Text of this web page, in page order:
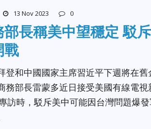
13 Nov 2023 0
部長稱美中望穩定 駁
戰
登和中國國家主席習近平下週將在舊
務部長雷蒙多近日接受美國有線電視
專訪時，駁斥美中可能因台灣問題爆